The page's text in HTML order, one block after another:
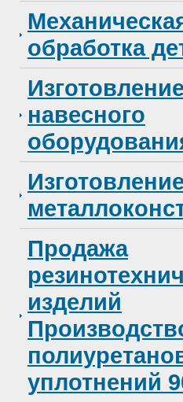
обработка
Изготовление
навесного
Изготовление
Продажа
изделий
уплотнений